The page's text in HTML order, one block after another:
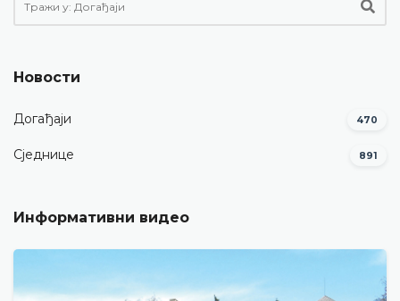
Новости
Догађаји 470
Сједнице 891
Информативни видео